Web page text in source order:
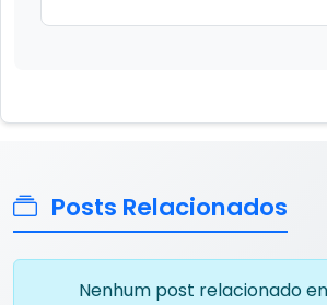
Posts Relacionados
Nenhum post relacionado